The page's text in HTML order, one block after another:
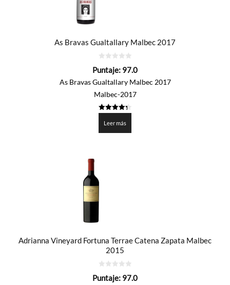
As Bravas Gualtallary Malbec 2017
de
Puntaje: 97.0
As Bravas Gualtallary Malbec 2017
Malbec-2017
de 5
Leer más
Adrianna Vineyard Fortuna Terrae Catena Zapata Malbec
2015
de
Puntaje: 97.0